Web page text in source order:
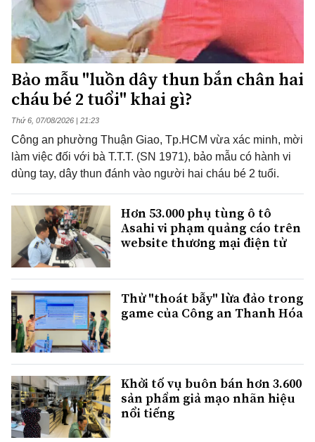
Bảo mẫu "luồn dây thun bắn chân hai
cháu bé 2 tuổi" khai gì?
Thứ 6, 07/08/2026 | 21:23
Công an phường Thuận Giao, Tp.HCM vừa xác minh, mời
làm việc đối với bà T.T.T. (SN 1971), bảo mẫu có hành vi
dùng tay, dây thun đánh vào người hai cháu bé 2 tuổi.
Hơn 53.000 phụ tùng ô tô
Asahi vi phạm quảng cáo trên
website thương mại điện tử
Thử "thoát bẫy" lừa đảo trong
game của Công an Thanh Hóa
Khởi tố vụ buôn bán hơn 3.600
sản phẩm giả mạo nhãn hiệu
nổi tiếng